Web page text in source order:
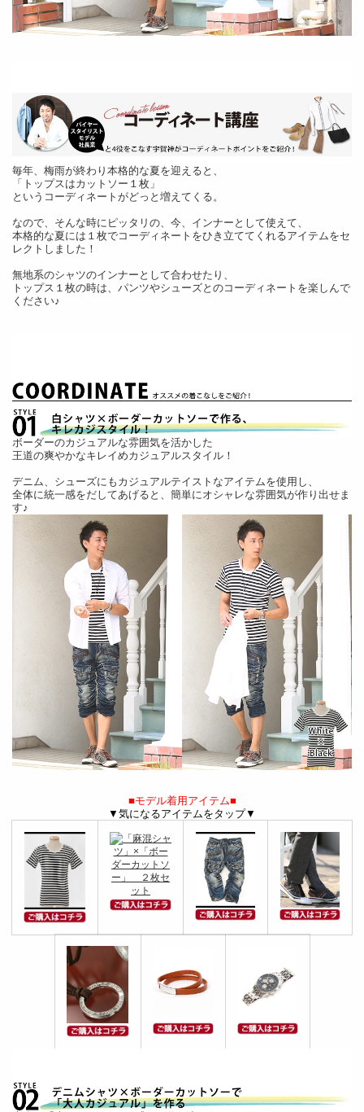
毎年、梅雨が終わり本格的な夏を迎えると、
「トップスはカットソー１枚」
というコーディネートがどっと増えてくる。
なので、そんな時にピッタリの、今、インナーとして使えて、
本格的な夏には１枚でコーディネートをひき立ててくれるアイテムをセ
レクトしました！
無地系のシャツのインナーとして合わせたり、
トップス１枚の時は、パンツやシューズとのコーディネートを楽しんで
ください♪
ボーダーのカジュアルな雰囲気を活かした
王道の爽やかなキレイめカジュアルスタイル！
デニム、シューズにもカジュアルテイストなアイテムを使用し、
全体に統一感をだしてあげると、簡単にオシャレな雰囲気が作り出せま
す♪
■モデル着用アイテム■
▼気になるアイテムをタップ▼